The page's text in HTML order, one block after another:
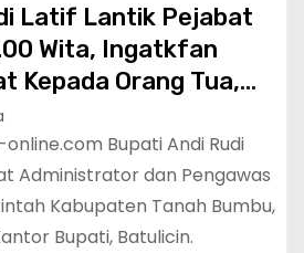
Latif Lantik Pejabat
Wita, Ingatkfan
Kepada Orang Tua,
dan Patuh
Bupati Andi Rudi
Administrator dan Pengawas
Kabupaten Tanah Bumbu,
Bupati, Batulicin.